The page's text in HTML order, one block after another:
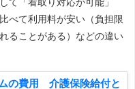
べて利用料が安い（負担限
ることがある）などの違い
の費用 介護保険給付と